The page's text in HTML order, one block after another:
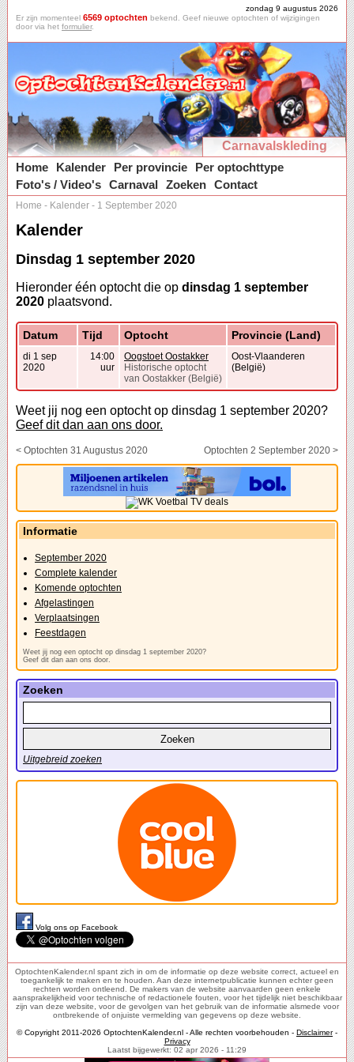
zondag 9 augustus 2026
Er zijn momenteel 6569 optochten bekend. Geef nieuwe optochten of wijzigingen
door via het formulier.
Carnavalskleding
Home
Kalender Per provincie
Per optochttype
Foto's / Video's Carnaval Zoeken Contact
Home - Kalender - 1 September 2020
Kalender
Dinsdag 1 september 2020
Hieronder één optocht die op dinsdag 1 september
2020 plaatsvond.
Datum Tijd Optocht Provincie (Land)
di 1 sep
2020
14:00
uur
Oogstoet Oostakker
Historische optocht
van Oostakker (België)
Oost-Vlaanderen
(België)
Weet jij nog een optocht op dinsdag 1 september 2020?
Geef dit dan aan ons door.
< Optochten 31 Augustus 2020 Optochten 2 September 2020 >
Informatie
September 2020
Complete kalender
Komende optochten
Afgelastingen
Verplaatsingen
Feestdagen
Weet jij nog een optocht op dinsdag 1 september 2020?
Geef dit dan aan ons door.
Zoeken
Uitgebreid zoeken
Volg ons op Facebook
OptochtenKalender.nl spant zich in om de informatie op deze website correct, actueel en
toegankelijk te maken en te houden. Aan deze internetpublicatie kunnen echter geen
rechten worden ontleend. De makers van de website aanvaarden geen enkele
aansprakelijkheid voor technische of redactionele fouten, voor het tijdelijk niet beschikbaar
zijn van deze website, voor de gevolgen van het gebruik van de informatie alsmede voor
ontbrekende of onjuiste vermelding van gegevens op deze website.
© Copyright 2011-2026 OptochtenKalender.nl - Alle rechten voorbehouden - Disclaimer-
Privacy
Laatst bijgewerkt: 02 apr 2026 - 11:29